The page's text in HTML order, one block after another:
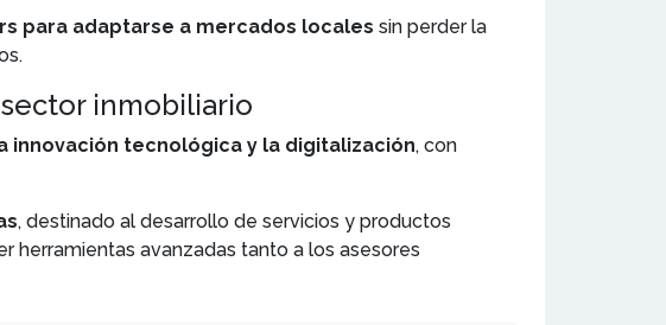
para adaptarse a mercados locales sin perder la
inmobiliario
innovación tecnológica y la digitalización, con
, destinado al desarrollo de servicios y productos
herramientas avanzadas tanto a los asesores